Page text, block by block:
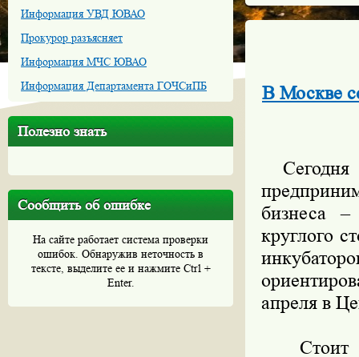
Информация УВД ЮВАО
Прокурор разъясняет
Информация МЧС ЮВАО
Информация Департамента ГОЧСиПБ
Полезно знать
Сообщить об ошибке
На сайте работает система проверки
ошибок. Обнаружив неточность в
тексте, выделите ее и нажмите Ctrl +
Enter.
В Москве
Сегодня
бизнеса –
круглого
апреля в
Стоит